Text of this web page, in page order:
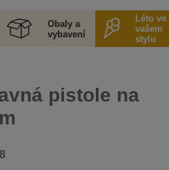
Obaly a
vybavení
Léto ve
vašem
stylu
pistole na